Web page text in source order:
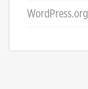
WordPress.org